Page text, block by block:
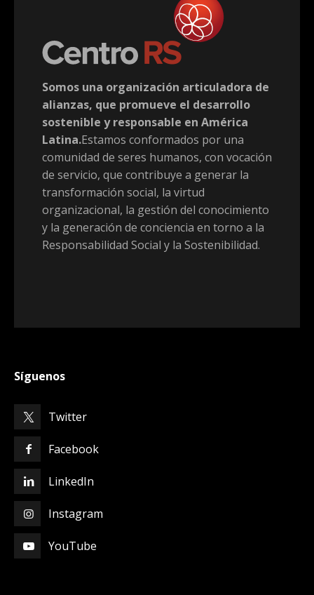
Somos una organización articuladora de
alianzas, que promueve el desarrollo
sostenible y responsable en América
Latina.Estamos conformados por una
comunidad de seres humanos, con vocación
de servicio, que contribuye a generar la
transformación social, la virtud
organizacional, la gestión del conocimiento
y la generación de conciencia en torno a la
Responsabilidad Social y la Sostenibilidad.
Síguenos
Twitter
Facebook
LinkedIn
Instagram
YouTube